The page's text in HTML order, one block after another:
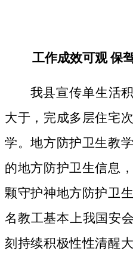
工作成效可观 保
我县宣传单生活
大于，完成多层住宅
学。地方防护卫生教
的地方防护卫生信息
颗守护神地方防护卫
名教工基本上我国安
刻持续积极性性清醒